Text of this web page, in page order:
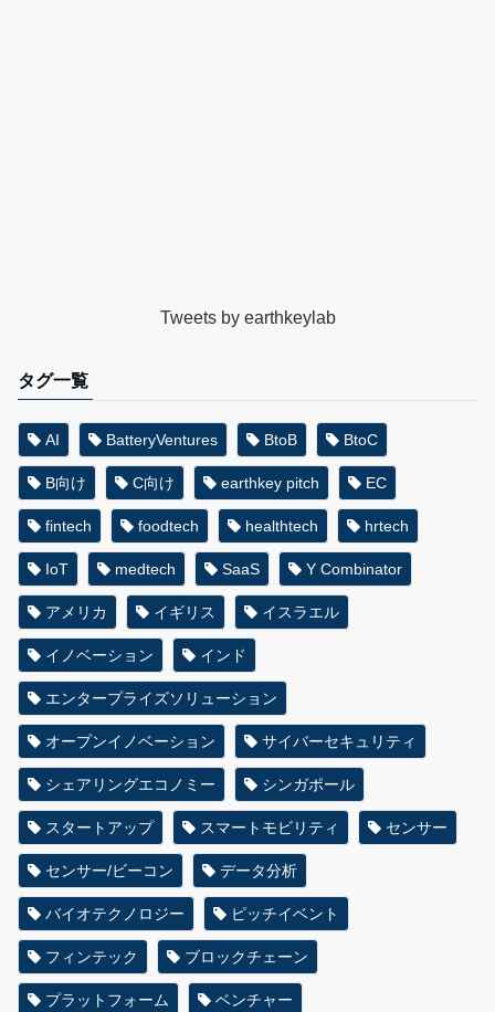
Tweets by earthkeylab
タグ一覧
AI BatteryVentures BtoB BtoC
B向け C向け earthkey pitch EC
fintech foodtech healthtech hrtech
IoT medtech SaaS Y Combinator
アメリカ イギリス イスラエル
イノベーション インド
エンタープライズソリューション
オープンイノベーション サイバーセキュリティ
シェアリングエコノミー シンガポール
スタートアップ スマートモビリティ センサー
センサー/ビーコン データ分析
バイオテクノロジー ピッチイベント
フィンテック ブロックチェーン
プラットフォーム ベンチャー